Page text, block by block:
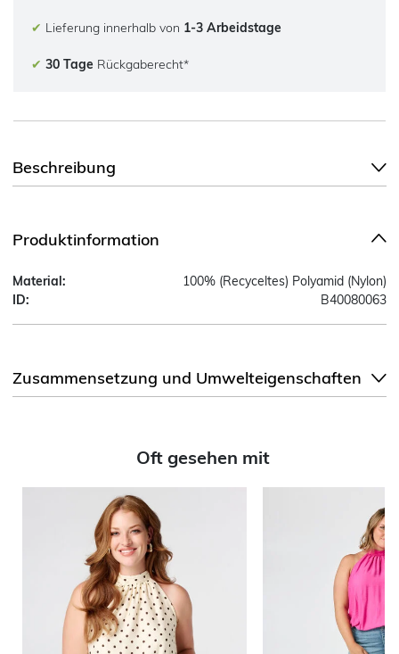
✔ Lieferung innerhalb von 1-3 Arbeidstage
✔ 30 Tage Rückgaberecht*
Beschreibung
Produktinformation
Material:
100% (Recyceltes) Polyamid (Nylon)
ID:
B40080063
Zusammensetzung und Umwelteigenschaften
Oft gesehen mit